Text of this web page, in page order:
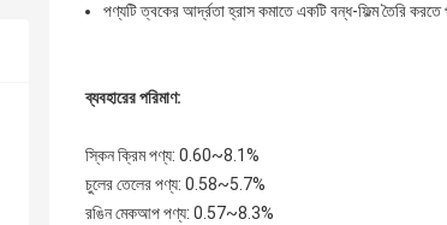
পণ্যটি ত্বকের আর্দ্রতা হ্রাস কমাতে একটি বন্ধ-ফিল্ম তৈরি
ব্যবহারের পরিমাণ:
স্কিন ক্রিম পণ্য: 0.60~8.1%
চুলের তেলের পণ্য: 0.58~5.7%
রঙিন মেকআপ পণ্য: 0.57~8.3%